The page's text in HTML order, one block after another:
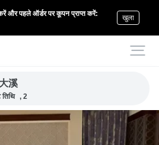
और पहले ऑर्डर पर कूपन प्राप्त करें:
खुला
溪
, 2